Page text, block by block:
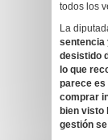
todos los
La
sentencia
desistido
lo que
parece es
comprar
bien visto
gestión